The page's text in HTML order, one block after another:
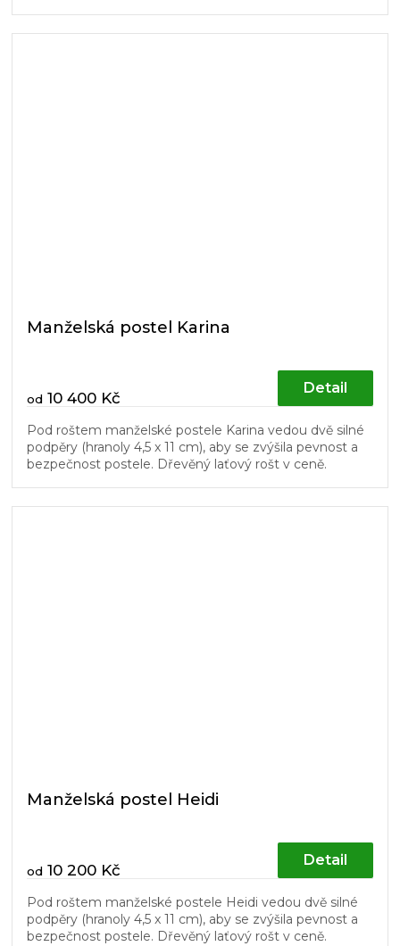
Manželská postel Karina
od 10 400 Kč
Detail
Pod roštem manželské postele Karina vedou dvě silné
podpěry (hranoly 4,5 x 11 cm), aby se zvýšila pevnost a
bezpečnost postele. Dřevěný laťový rošt v ceně.
Manželská postel Heidi
od 10 200 Kč
Detail
Pod roštem manželské postele Heidi vedou dvě silné
podpěry (hranoly 4,5 x 11 cm), aby se zvýšila pevnost a
bezpečnost postele. Dřevěný laťový rošt v ceně.